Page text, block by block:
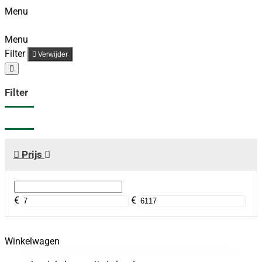
Menu
Menu
Filter
Verwijder
Filter
Prijs
€ €
Winkelwagen